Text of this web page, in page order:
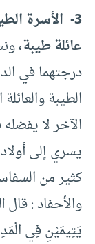
3- الأسرة الطيبة :
عائلة طيبة،
درجتهما في
الطيبة
الآخر لا
يسري إلى
كثير من
والأحفاد : قال
يَتِيمَيْنِ فِي